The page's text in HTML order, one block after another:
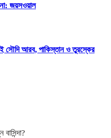
জয়সওয়াল
সৌদি আরব, পাকিস্তান ও তুরস্কের